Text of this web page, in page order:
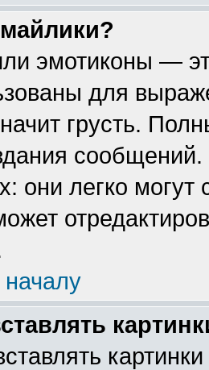
эмотиконы —
для
грусть.
сообщений.
они легко
началу